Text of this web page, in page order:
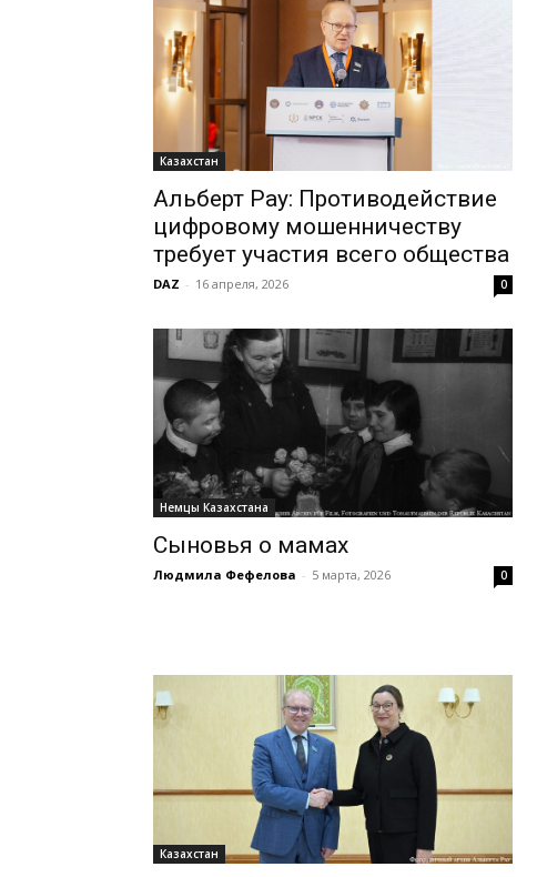
Казахстан
Альберт Рау: Противодействие
цифровому мошенничеству
требует участия всего общества
DAZ - 16 апреля, 2026 0
Немцы Казахстана
Сыновья о мамах
Людмила Фефелова - 5 марта, 2026 0
Казахстан